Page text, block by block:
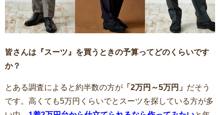
皆さんは『スーツ』を買うときの予算ってどのくらいです
か？
とある調査によると約半数の方が 「2万円～5万円」 だそう
です。高くても5万円くらいでとスーツを探している方が多